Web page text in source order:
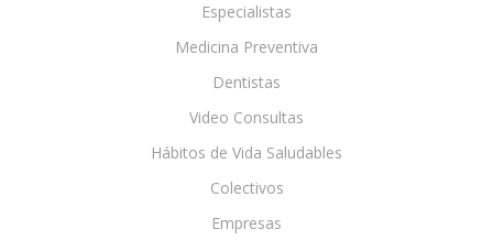
Especialistas
Medicina Preventiva
Dentistas
Video Consultas
Hábitos de Vida Saludables
Colectivos
Empresas